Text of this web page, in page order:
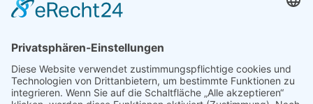
Shop
MEDIEN & PRESSE
Informationsfalter
Informativ